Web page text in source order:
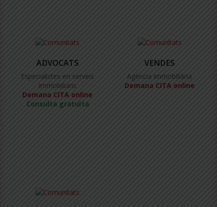
ADVOCATS
Especialistes en serveis
immobiliaris
Demana CITA online
Consulta gratuïta
VENDES
Agència immobiliària
Demana CITA online